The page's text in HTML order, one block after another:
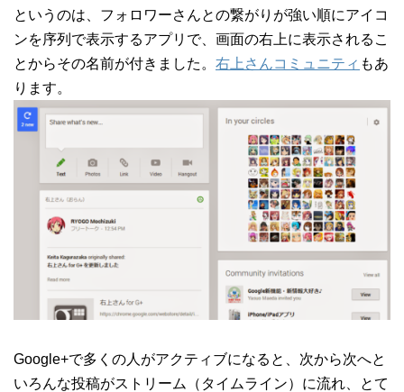
というのは、フォロワーさんとの繋がりが強い順にアイコ
ンを序列で表示するアプリで、画面の右上に表示されるこ
とからその名前が付きました。 右上さんコミュニティ もあ
ります。
Google+で多くの人がアクティブになると、次から次へと
いろんな投稿がストリーム（タイムライン）に流れ、とて